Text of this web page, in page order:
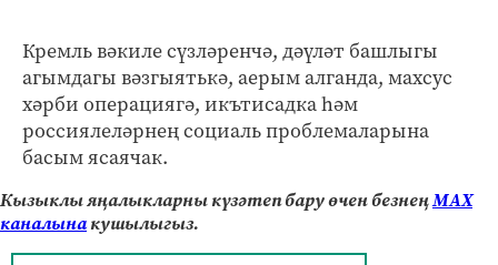
Кремль вәкиле сүзләренчә, дәүләт башлыгы
агымдагы вәзгыятькә, аерым алганда, махсус
хәрби операциягә, икътисадка һәм
россиялеләрнең социаль проблемаларына
басым ясаячак.
Кызыклы яңалыкларны күзәтеп бару өчен безнеңМАХ
каналынакушылыгыз.